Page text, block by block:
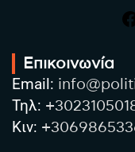
Επικοινωνία
Email:
Τηλ:
Κιν: